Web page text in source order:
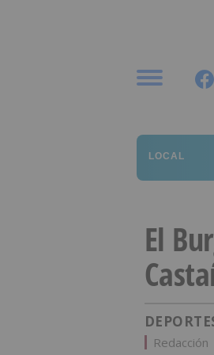
LOCAL
El
Redacción